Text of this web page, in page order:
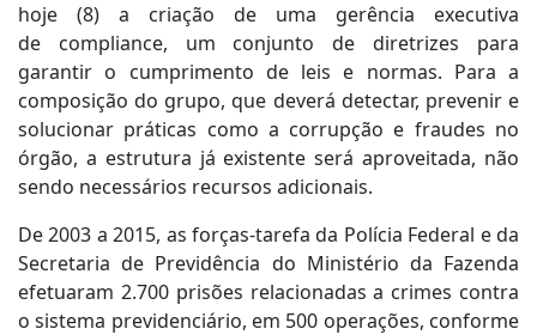
hoje (8) a criação de uma gerência executiva
de compliance, um conjunto de diretrizes para
garantir o cumprimento de leis e normas. Para a
composição do grupo, que deverá detectar, prevenir e
solucionar práticas como a corrupção e fraudes no
órgão, a estrutura já existente será aproveitada, não
sendo necessários recursos adicionais.
De 2003 a 2015, as forças-tarefa da Polícia Federal e da
Secretaria de Previdência do Ministério da Fazenda
efetuaram 2.700 prisões relacionadas a crimes contra
o sistema previdenciário, em 500 operações, conforme